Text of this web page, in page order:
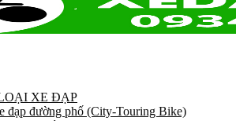
XE ĐẠP
đạp đường phố (City-Touring Bike)